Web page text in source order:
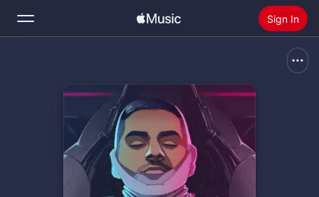
Sign In
Home
Install Apple Music